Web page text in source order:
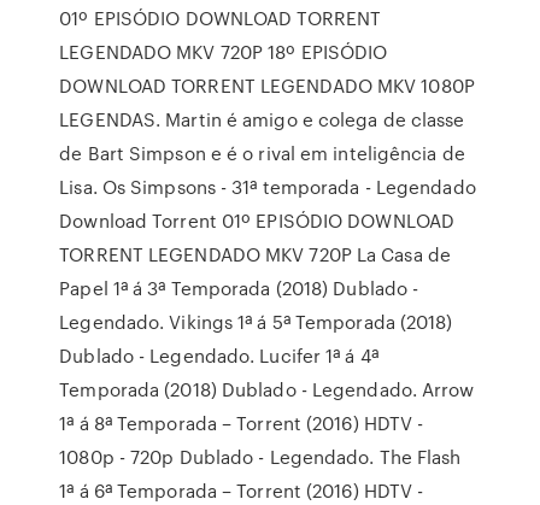
01º EPISÓDIO DOWNLOAD TORRENT
LEGENDADO MKV 720P 18º EPISÓDIO
DOWNLOAD TORRENT LEGENDADO MKV 1080P
LEGENDAS. Martin é amigo e colega de classe
de Bart Simpson e é o rival em inteligência de
Lisa. Os Simpsons - 31ª temporada - Legendado
Download Torrent 01º EPISÓDIO DOWNLOAD
TORRENT LEGENDADO MKV 720P La Casa de
Papel 1ª á 3ª Temporada (2018) Dublado -
Legendado. Vikings 1ª á 5ª Temporada (2018)
Dublado - Legendado. Lucifer 1ª á 4ª
Temporada (2018) Dublado - Legendado. Arrow
1ª á 8ª Temporada – Torrent (2016) HDTV -
1080p - 720p Dublado - Legendado. The Flash
1ª á 6ª Temporada – Torrent (2016) HDTV -